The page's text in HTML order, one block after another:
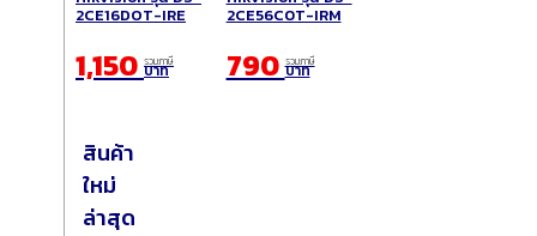
2CE16DOT-IRE
1,150 รวมภาษี
บาท
2CE56C0T-IRM
790รวมภาษี
บาท
สินค้า
ใหม่
ล่าสุด